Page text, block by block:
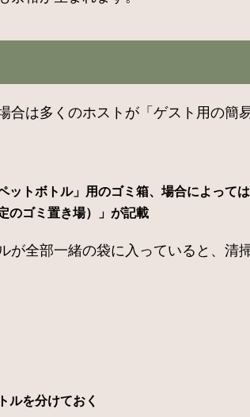
は多くのホストが「ゲスト用の簡
トボトル」用のゴミ箱、場合によって
のゴミ置き場）」が記載
全部一緒の袋に入っていると、清
ルを分けておく